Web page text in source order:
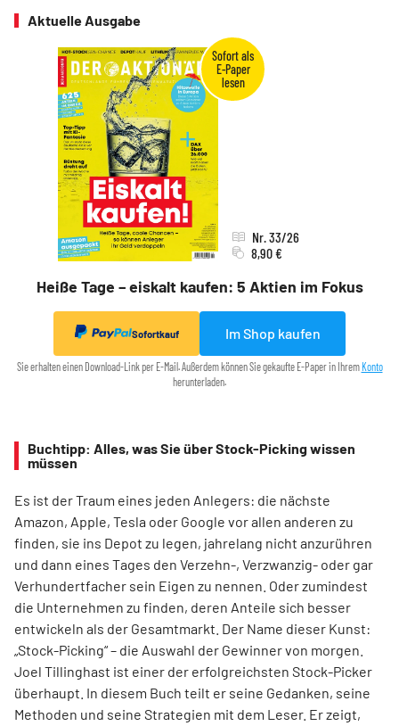
Aktuelle Ausgabe
Heiße Tage – eiskalt kaufen: 5 Aktien im Fokus
Nr. 33/26
8,90 €
Sofortkauf Im Shop kaufen
Sie erhalten einen Download-Link per E-Mail. Außerdem können Sie gekaufte E-Paper in Ihrem Konto
herunterladen.
Buchtipp: Alles, was Sie über Stock-Picking wissen
müssen
Es ist der Traum eines jeden Anlegers: die nächste
Amazon, Apple, Tesla oder Google vor allen anderen zu
finden, sie ins Depot zu legen, jahrelang nicht anzurühren
und dann eines Tages den Verzehn-, Verzwanzig- oder gar
Verhundertfacher sein Eigen zu nennen. Oder zumindest
die Unternehmen zu finden, deren Anteile sich besser
entwickeln als der Gesamtmarkt. Der Name dieser Kunst:
„Stock-Picking“ – die Auswahl der Gewinner von morgen.
Joel Tillinghast ist einer der erfolgreichsten Stock-Picker
überhaupt. In diesem Buch teilt er seine Gedanken, seine
Methoden und seine Strategien mit dem Leser. Er zeigt,